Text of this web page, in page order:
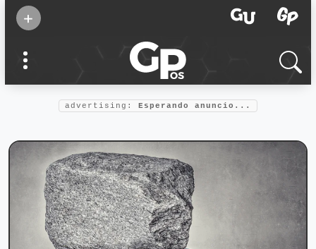
+
confianza
Foro salud
advertising: Esperando anuncio...